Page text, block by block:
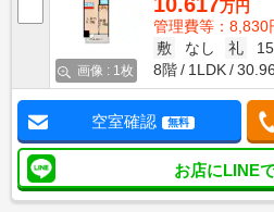
画像 : 1枚
万円
管理費等：8,830
敷
なし 礼
8階
1LDK
空室確認 無料
お店にLINE